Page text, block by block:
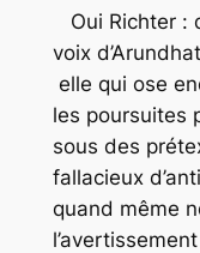
Oui Richter :
voix
elle qui ose
les poursuites
sous des
fallacieux
quand même